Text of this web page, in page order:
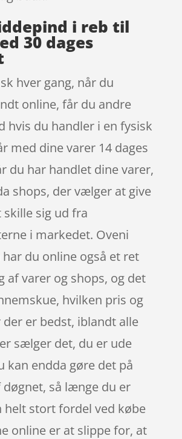
i reb til
30 dages
hver gang, når du
online, får du andre
hvis du handler i en fysisk
med dine varer 14 dages
du har handlet dine varer,
shops, der vælger at give
sig ud fra
i markedet. Oveni
du online også et ret
af varer og shops, og det
hvilken pris og
er bedst, iblandt alle
sælger det, du er ude
kan endda gøre det på
døgnet, så længe du er
helt stort fordel ved købe
online er at slippe for, at